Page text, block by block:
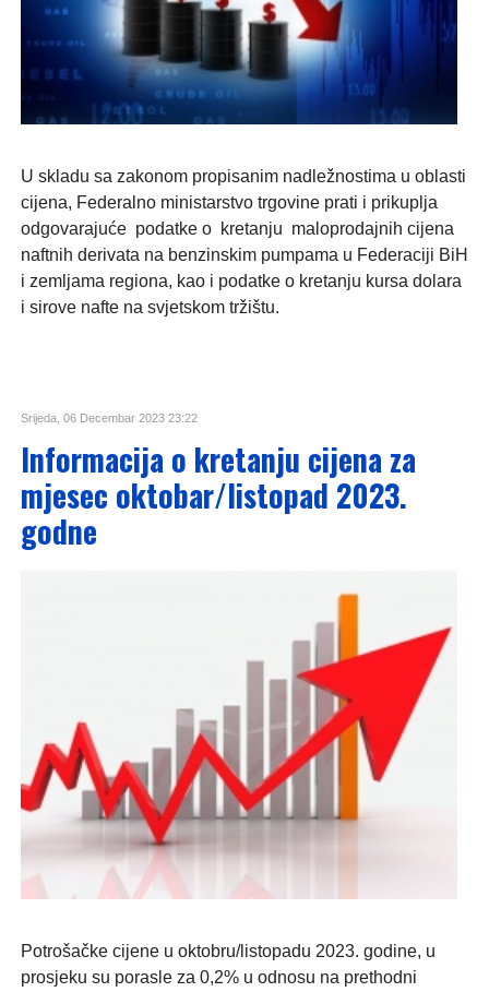
U skladu sa zakonom propisanim nadležnostima u oblasti
cijena, Federalno ministarstvo trgovine prati i prikuplja
odgovarajuće podatke o kretanju maloprodajnih cijena
naftnih derivata na benzinskim pumpama u Federaciji BiH
i zemljama regiona, kao i podatke o kretanju kursa dolara
i sirove nafte na svjetskom tržištu.
Srijeda, 06 Decembar 2023 23:22
Informacija o kretanju cijena za
mjesec oktobar/listopad 2023.
godne
Potrošačke cijene u oktobru/listopadu 2023. godine, u
prosjeku su porasle za 0,2% u odnosu na prethodni